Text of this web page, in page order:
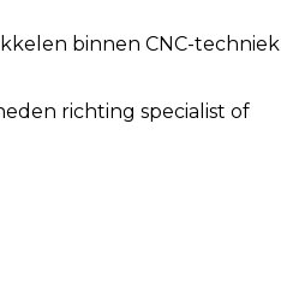
binnen CNC-techniek
richting specialist of